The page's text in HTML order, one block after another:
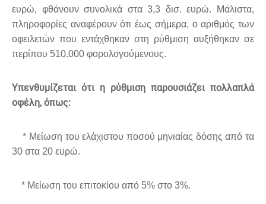
ευρώ, φθάνουν συνολικά στα 3,3 δισ. ευρώ. Μάλιστα,
πληροφορίες αναφέρουν ότι έως σήμερα, ο αριθμός των
οφειλετών που εντάχθηκαν στη ρύθμιση αυξήθηκαν σε
περίπου 510.000 φορολογούμενους.
Υπενθυμίζεται ότι η ρύθμιση παρουσιάζει πολλαπλά
οφέλη, όπως:
* Μείωση του ελάχιστου ποσού μηνιαίας δόσης από τα
30 στα 20 ευρώ.
* Μείωση του επιτοκίου από 5% στο 3%.